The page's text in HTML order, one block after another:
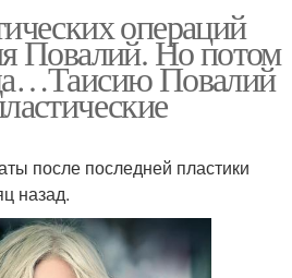
операций
Повалий. Но потом
Повалий
после последней пластики
назад.